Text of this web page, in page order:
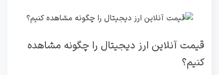
قیمت آنلاین ارز دیجیتال را چگونه مشاهده
کنیم؟